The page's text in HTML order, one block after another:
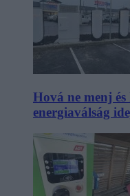
Hová ne menj
energiaválság